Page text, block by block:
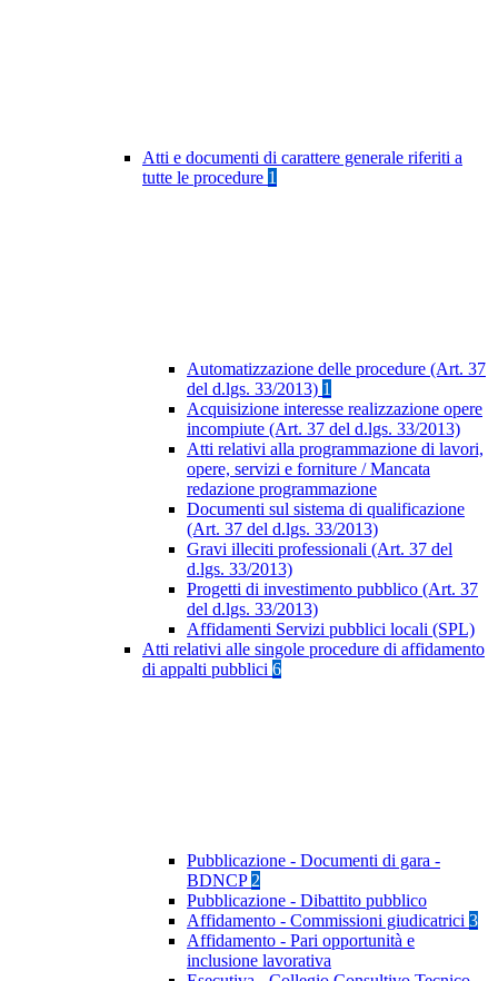
Atti e documenti di carattere generale riferiti a
tutte le procedure 1
Automatizzazione delle procedure (Art. 37
del d.lgs. 33/2013) 1
Acquisizione interesse realizzazione opere
incompiute (Art. 37 del d.lgs. 33/2013)
Atti relativi alla programmazione di lavori,
opere, servizi e forniture / Mancata
redazione programmazione
Documenti sul sistema di qualificazione
(Art. 37 del d.lgs. 33/2013)
Gravi illeciti professionali (Art. 37 del
d.lgs. 33/2013)
Progetti di investimento pubblico (Art. 37
del d.lgs. 33/2013)
Affidamenti Servizi pubblici locali (SPL)
Atti relativi alle singole procedure di affidamento
di appalti pubblici 6
Pubblicazione - Documenti di gara -
BDNCP 2
Pubblicazione - Dibattito pubblico
Affidamento - Commissioni giudicatrici 3
Affidamento - Pari opportunità e
inclusione lavorativa